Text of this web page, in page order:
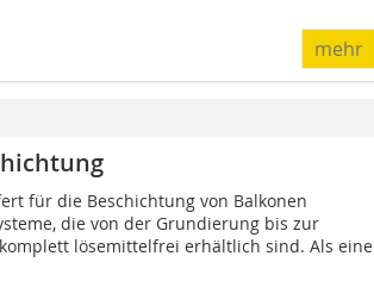
mehr
für die Beschichtung von Balkonen
die von der Grundierung bis zur
lösemittelfrei erhältlich sind. Als eine